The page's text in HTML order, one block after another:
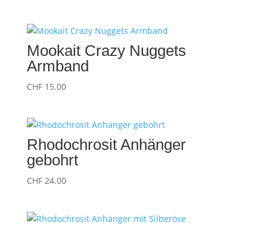
Mookait Crazy Nuggets
Armband
CHF15.00
Rhodochrosit Anhänger
gebohrt
CHF24.00